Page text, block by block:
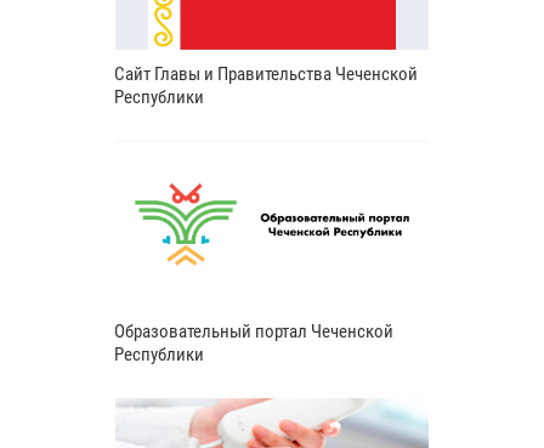
Сайт Главы и Правительства Чеченской
Республики
Образовательный портал Чеченской
Республики